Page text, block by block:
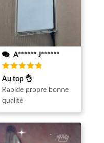
A****** J******
Note5
sur 5
Au top 👌
Rapide propre bonne
qualité